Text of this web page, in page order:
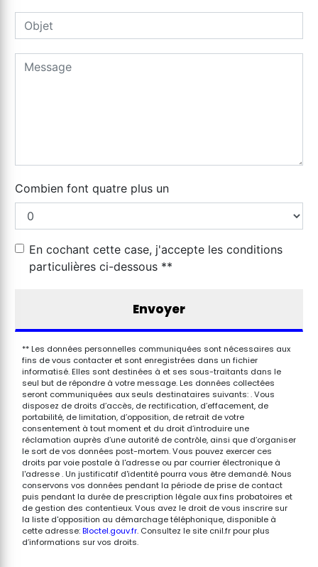
Combien font quatre plus un
En cochant cette case, j'accepte les conditions
particulières ci-dessous **
Envoyer
** Les données personnelles communiquées sont nécessaires aux
fins de vous contacter et sont enregistrées dans un fichier
informatisé. Elles sont destinées à et ses sous-traitants dans le
seul but de répondre à votre message. Les données collectées
seront communiquées aux seuls destinataires suivants: . Vous
disposez de droits d’accès, de rectification, d’effacement, de
portabilité, de limitation, d’opposition, de retrait de votre
consentement à tout moment et du droit d’introduire une
réclamation auprès d’une autorité de contrôle, ainsi que d’organiser
le sort de vos données post-mortem. Vous pouvez exercer ces
droits par voie postale à l'adresse ou par courrier électronique à
l'adresse . Un justificatif d'identité pourra vous être demandé. Nous
conservons vos données pendant la période de prise de contact
puis pendant la durée de prescription légale aux fins probatoires et
de gestion des contentieux. Vous avez le droit de vous inscrire sur
la liste d'opposition au démarchage téléphonique, disponible à
cette adresse:Bloctel.gouv.fr. Consultez le site cnil.fr pour plus
d’informations sur vos droits.